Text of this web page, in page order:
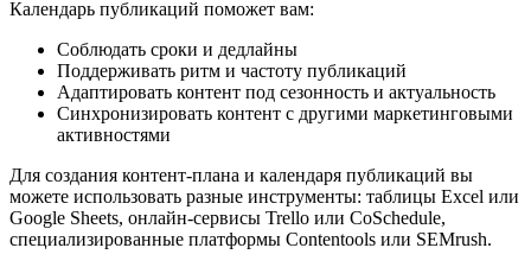
Календарь публикаций поможет вам:
Соблюдать сроки и дедлайны
Поддерживать ритм и частоту публикаций
Адаптировать контент под сезонность и актуальность
Синхронизировать контент с другими маркетинговыми
активностями
Для создания контент-плана и календаря публикаций вы
можете использовать разные инструменты: таблицы Excel или
Google Sheets, онлайн-сервисы Trello или CoSchedule,
специализированные платформы Contentools или SEMrush.